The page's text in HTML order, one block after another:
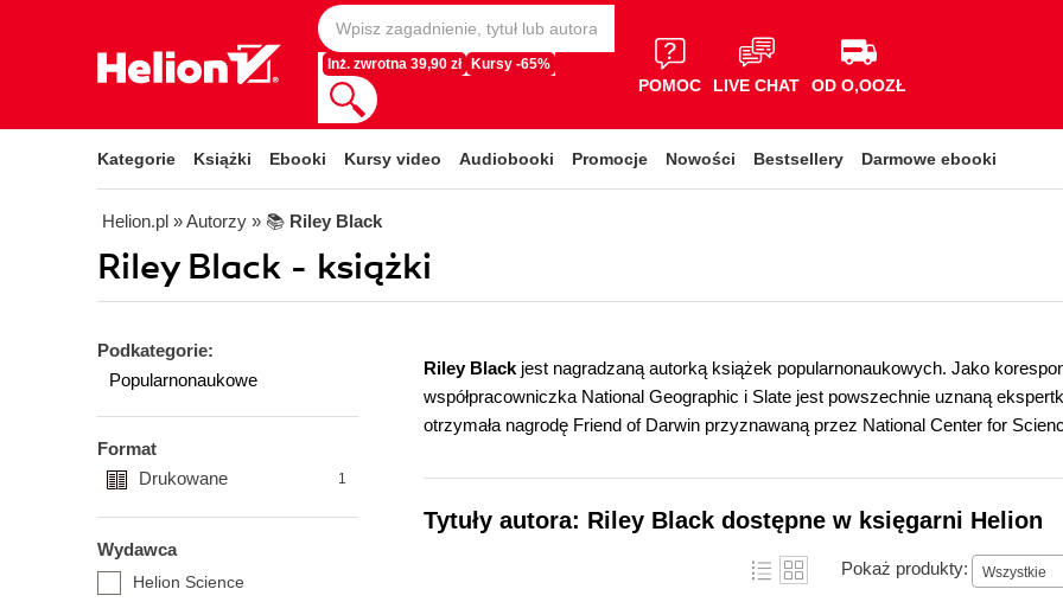
Inż. zwrotna 39,90 zł Kursy -65%
POMOC LIVE CHAT OD O,OOZŁ
Kategorie Książki Ebooki Kursy video Audiobooki Promocje Nowości Bestsellery Darmowe ebooki
Helion.pl » Autorzy » 📚 Riley Black
Riley Black - książki
Podkategorie:
Popularnonaukowe
Format
Drukowane
1
Wydawca
Helion Science
Riley Black jest nagradzaną autorką książek popularnonaukowych. Jako
współpracowniczka National Geographic i Slate jest powszechnie uznaną
otrzymała nagrodę Friend of Darwin przyznawaną przez National Center for
Tytuły autora: Riley Black dostępne w księgarni Helion
Pokaż produkty: Wszystkie